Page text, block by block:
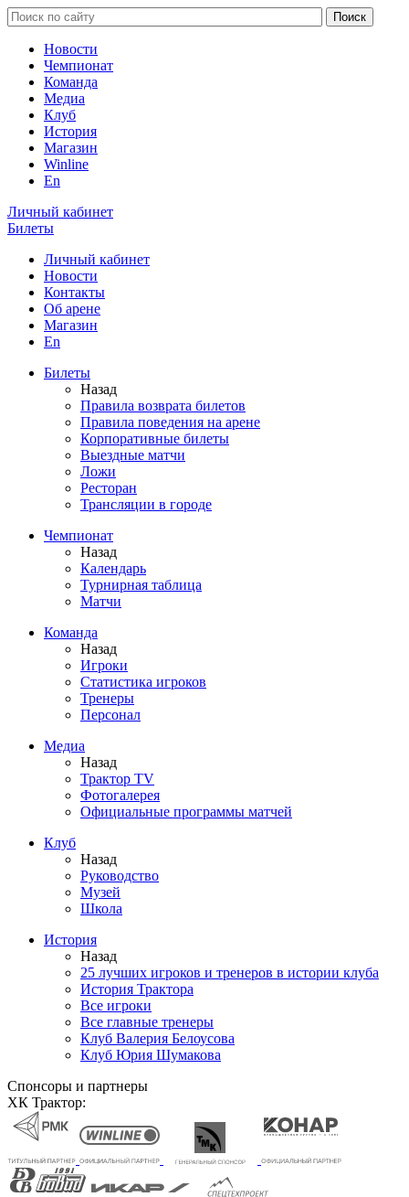
Новости
Чемпионат
Команда
Медиа
Клуб
История
Магазин
Winline
En
Личный кабинет
Билеты
Личный кабинет
Новости
Контакты
Об арене
Магазин
En
Билеты
Назад
Правила возврата билетов
Правила поведения на арене
Корпоративные билеты
Выездные матчи
Ложи
Ресторан
Трансляции в городе
Чемпионат
Назад
Календарь
Турнирная таблица
Матчи
Команда
Назад
Игроки
Статистика игроков
Тренеры
Персонал
Медиа
Назад
Трактор TV
Фотогалерея
Официальные программы матчей
Клуб
Назад
Руководство
Музей
Школа
История
Назад
25 лучших игроков и тренеров в истории клуба
История Трактора
Все игроки
Все главные тренеры
Клуб Валерия Белоусова
Клуб Юрия Шумакова
Спонсоры и партнеры
ХК Трактор: